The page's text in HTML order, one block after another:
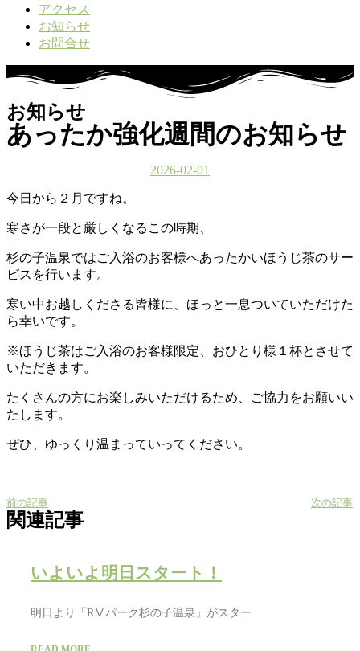
アクセス
お知らせ
お問合せ
お知らせ
あったか強化週間のお知らせ
2026-02-01
今日から２月ですね。
寒さが一段と厳しくなるこの時期、
杉の子温泉ではご入浴のお客様へあったかいほうじ茶のサー
ビスを行います。
寒い中お越しくださる皆様に、ほっと一息ついていただけた
ら幸いです。
※ほうじ茶はご入浴のお客様限定、おひとり様１杯とさせて
いただきます。
たくさんの方にお楽しみいただけるため、ご協力をお願いい
たします。
ぜひ、ゆっくり温まっていってください。
前の記事 次の記事
関連記事
いよいよ明日スタート！
明日より「RⅤパーク杉の子温泉」がスター